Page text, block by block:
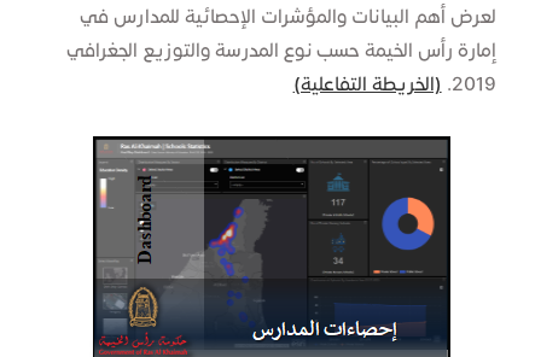
لعرض أهم البيانات والمؤشرات الإحصائية للمدارس في
إمارة رأس الخيمة حسب نوع المدرسة والتوزيع الجغرافي
2019. (الخريطة التفاعلية)